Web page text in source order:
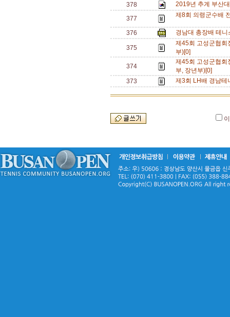
378
2019년 추계 부산
377
제8회 의령군수배
376 경남대 총장배 테
375
제45회 고성군협회
부)[0]
374
제45회 고성군협회
부, 장년부)[0]
373
제3회 LH배 경남